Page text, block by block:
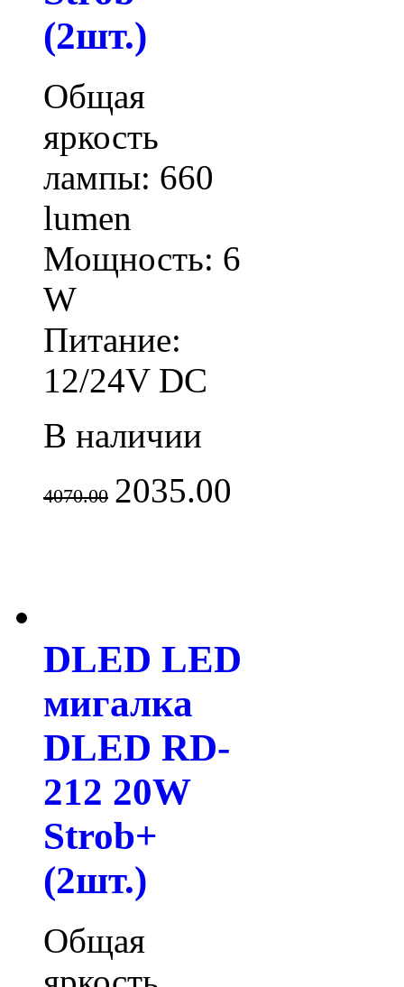
(2шт.)
Общая
яркость
лампы: 660
lumen
Мощность: 6
W
Питание:
12/24V DC
В наличии
4070.00 2035.00
DLED LED
мигалка
DLED RD-
212 20W
Strob+
(2шт.)
Общая